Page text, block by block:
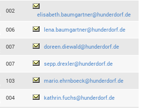
002
elisabeth.baumgartner@hunderdorf.de
006 lena.baumgartner@hunderdorf.de
007 doreen.diewald@hunderdorf.de
007 sepp.drexler@hunderdorf.de
103 mario.ehrnboeck@hunderdorf.de
004 kathrin.fuchs@hunderdorf.de